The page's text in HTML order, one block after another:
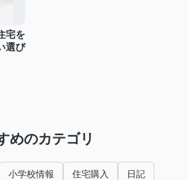
宅を
選び
めのカテゴリ
小学校情報 住宅購入 日記